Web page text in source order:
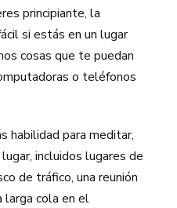
principiante, la
si estás en un lugar
cosas que te puedan
o teléfonos
habilidad para meditar,
incluidos lugares de
de tráfico, una reunión
larga cola en el